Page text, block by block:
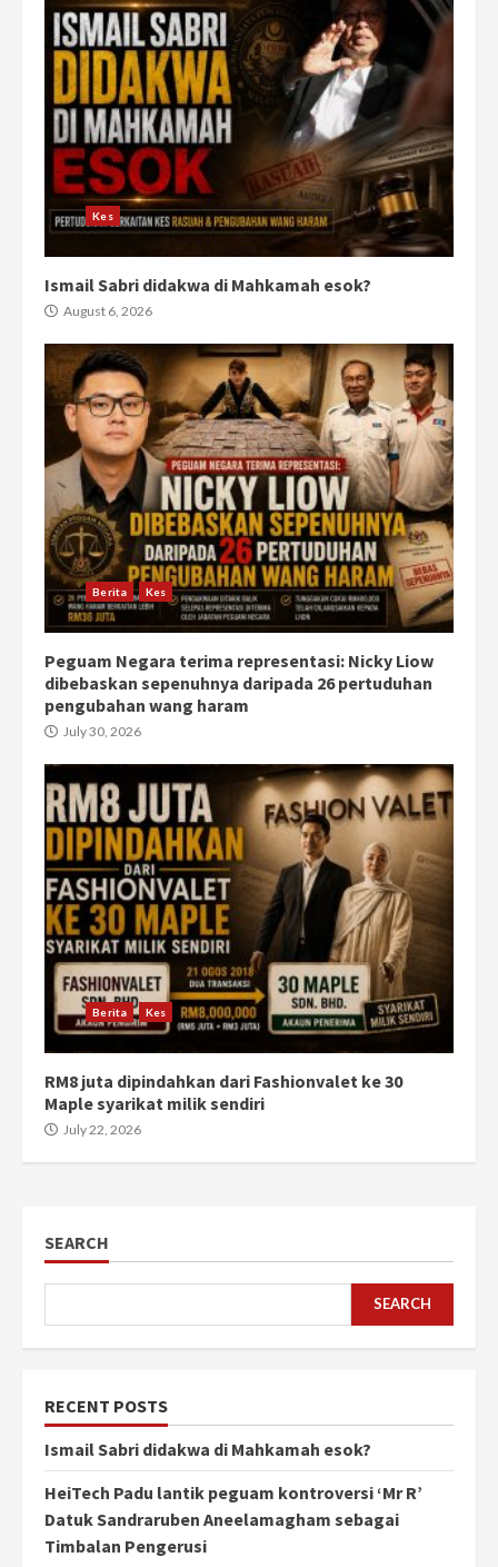
Kes
Ismail Sabri didakwa di Mahkamah esok?
August 6, 2026
Berita Kes
Peguam Negara terima representasi: Nicky Liow
dibebaskan sepenuhnya daripada 26 pertuduhan
pengubahan wang haram
July 30, 2026
Berita Kes
RM8 juta dipindahkan dari Fashionvalet ke 30
Maple syarikat milik sendiri
July 22, 2026
SEARCH
SEARCH
RECENT POSTS
Ismail Sabri didakwa di Mahkamah esok?
HeiTech Padu lantik peguam kontroversi ‘Mr R’
Datuk Sandraruben Aneelamagham sebagai
Timbalan Pengerusi